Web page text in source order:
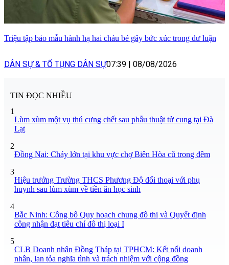
Triệu tập bảo mẫu hành hạ hai cháu bé gây bức xúc trong dư luận
DÂN SỰ & TỐ TỤNG DÂN SỰ07:39 08/08/2026
TIN ĐỌC NHIỀU
1
Lùm xùm một vụ thú cưng chết sau phẫu thuật tử cung tại Đà
Lạt
2
Đồng Nai: Cháy lớn tại khu vực chợ Biên Hòa cũ trong đêm
3
Hiệu trưởng Trường THCS Phương Độ đối thoại với phụ
huynh sau lùm xùm về tiền ăn học sinh
4
Bắc Ninh: Công bố Quy hoạch chung đô thị và Quyết định
công nhận đạt tiêu chí đô thị loại I
5
CLB Doanh nhân Đồng Tháp tại TPHCM: Kết nối doanh
nhân, lan tỏa nghĩa tình và trách nhiệm với cộng đồng